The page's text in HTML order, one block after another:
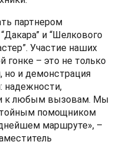
партнером
и “Шелкового
Участие наших
гонке – это не только
но и демонстрация
надежности,
к любым вызовам. Мы
помощником
маршруте», –